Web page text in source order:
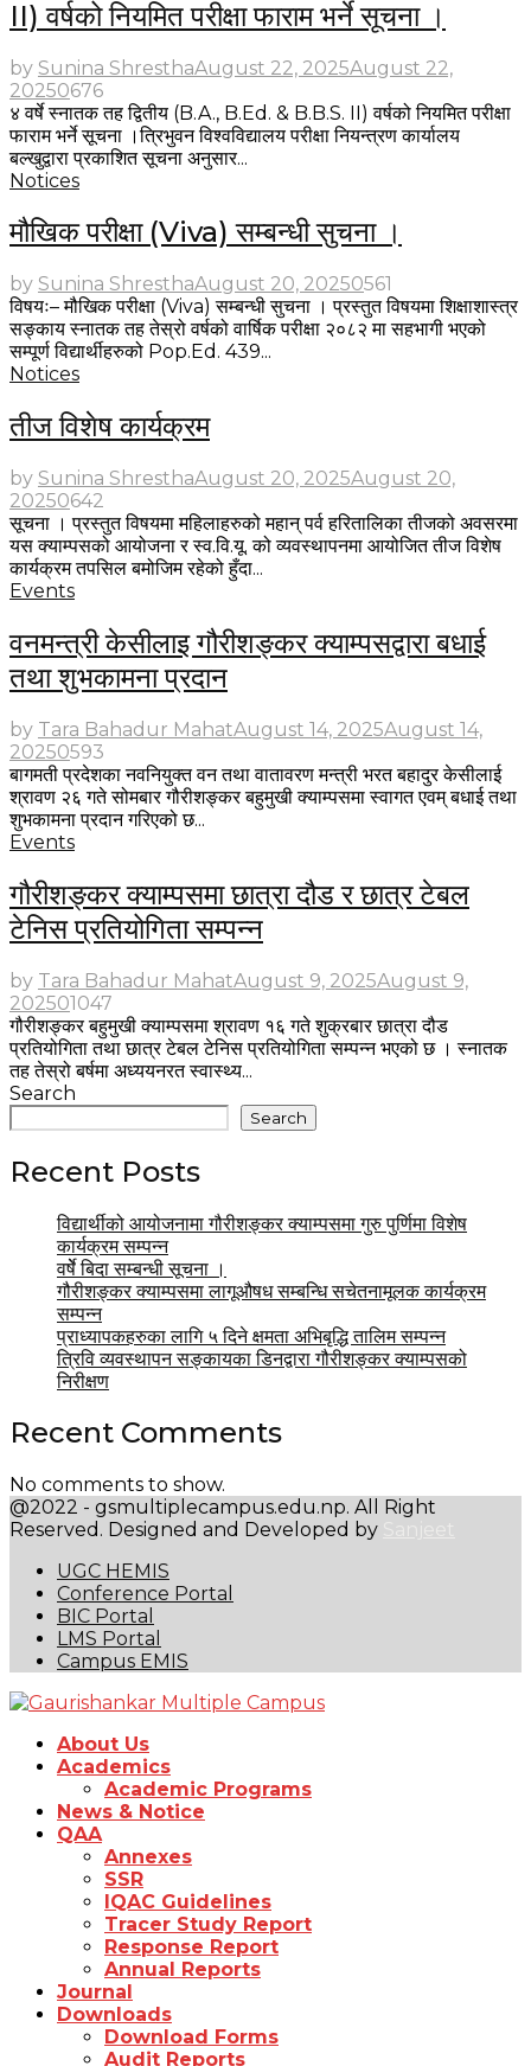
II) वर्षको नियमित परीक्षा फाराम भर्ने सूचना ।
by Sunina ShresthaAugust 22, 2025August 22,
20250676
४ वर्षे स्नातक तह द्वितीय (B.A., B.Ed. & B.B.S. II) वर्षको नियमित परीक्षा
फाराम भर्ने सूचना ।त्रिभुवन विश्वविद्यालय परीक्षा नियन्त्रण कार्यालय
बल्खुद्वारा प्रकाशित सूचना अनुसार...
Notices
मौखिक परीक्षा (Viva) सम्बन्धी सुचना ।
by Sunina ShresthaAugust 20, 20250561
विषयः– मौखिक परीक्षा (Viva) सम्बन्धी सुचना । प्रस्तुत विषयमा शिक्षाशास्त्र
सङ्काय स्नातक तह तेस्रो वर्षको वार्षिक परीक्षा २०८२ मा सहभागी भएको
सम्पूर्ण विद्यार्थीहरुको Pop.Ed. 439...
Notices
तीज विशेष कार्यक्रम
by Sunina ShresthaAugust 20, 2025August 20,
20250642
सूचना । प्रस्तुत विषयमा महिलाहरुको महान् पर्व हरितालिका तीजको अवसरमा
यस क्याम्पसको आयोजना र स्व.वि.यू. को व्यवस्थापनमा आयोजित तीज विशेष
कार्यक्रम तपसिल बमोजिम रहेको हुँदा...
Events
वनमन्त्री केसीलाइ गौरीशङ्कर क्याम्पसद्वारा बधाई
तथा शुभकामना प्रदान
by Tara Bahadur MahatAugust 14, 2025August 14,
20250593
बागमती प्रदेशका नवनियुक्त वन तथा वातावरण मन्त्री भरत बहादुर केसीलाई
श्रावण २६ गते सोमबार गौरीशङ्कर बहुमुखी क्याम्पसमा स्वागत एवम् बधाई तथा
शुभकामना प्रदान गरिएको छ...
Events
गौरीशङ्कर क्याम्पसमा छात्रा दौड र छात्र टेबल
टेनिस प्रतियोगिता सम्पन्न
by Tara Bahadur MahatAugust 9, 2025August 9,
202501047
गौरीशङ्कर बहुमुखी क्याम्पसमा श्रावण १६ गते शुक्रबार छात्रा दौड
प्रतियोगिता तथा छात्र टेबल टेनिस प्रतियोगिता सम्पन्न भएको छ । स्नातक
तह तेस्रो बर्षमा अध्ययनरत स्वास्थ्य...
Search
Search
Recent Posts
विद्यार्थीको आयोजनामा गौरीशङ्कर क्याम्पसमा गुरु पुर्णिमा विशेष
कार्यक्रम सम्पन्न
वर्षेे बिदा सम्बन्धी सूचना ।
गौरीशङ्कर क्याम्पसमा लागूऔषध सम्बन्धि सचेतनामूलक कार्यक्रम
सम्पन्न
प्राध्यापकहरुका लागि ५ दिने क्षमता अभिबृद्धि तालिम सम्पन्न
त्रिवि व्यवस्थापन सङ्कायका डिनद्वारा गौरीशङ्कर क्याम्पसको
निरीक्षण
Recent Comments
No comments to show.
@2022 - gsmultiplecampus.edu.np. All Right
Reserved. Designed and Developed by
UGC HEMIS
Conference Portal
BIC Portal
LMS Portal
Campus EMIS
About Us
Academics
Academic Programs
News & Notice
QAA
Annexes
SSR
IQAC Guidelines
Tracer Study Report
Response Report
Annual Reports
Journal
Downloads
Download Forms
Audit Reports